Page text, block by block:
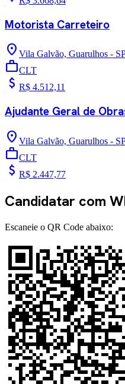
Motorista Carreteiro
location_on Vila Galvão, Guarulhos -
workCLT
attach_money R$ 4.512,11
Ajudante Geral de
location_on Vila Galvão, Guarulhos -
workCLT
attach_money R$ 2.447,77
Candidatar com
Escaneie o QR Code abaixo: